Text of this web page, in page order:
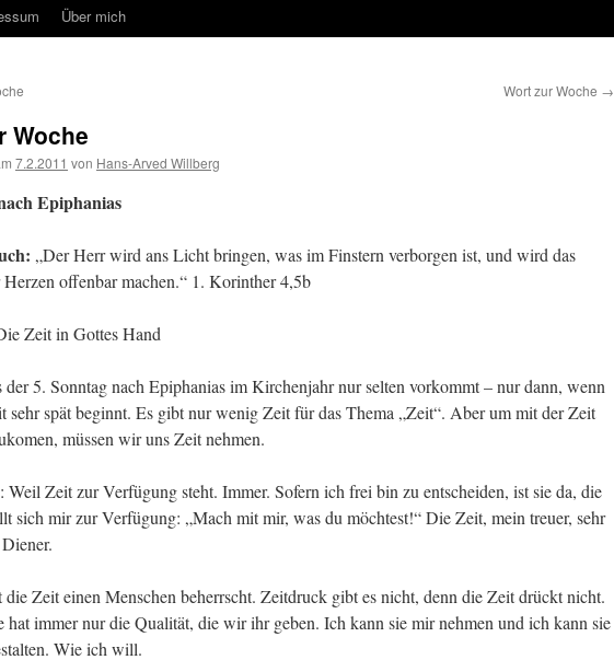
Über mich
Wort zur Woche →
Woche
7.2.2011 von Hans-Arved Willberg
Epiphanias
„Der Herr wird ans Licht bringen, was im Finstern verborgen ist, und wird das
Herzen offenbar machen.“ 1. Korinther 4,5b
Zeit in Gottes Hand
der 5. Sonntag nach Epiphanias im Kirchenjahr nur selten vorkommt – nur dann, wenn
sehr spät beginnt. Es gibt nur wenig Zeit für das Thema „Zeit“. Aber um mit der Zeit
müssen wir uns Zeit nehmen.
Weil Zeit zur Verfügung steht. Immer. Sofern ich frei bin zu entscheiden, ist sie da, die
sich mir zur Verfügung: „Mach mit mir, was du möchtest!“ Die Zeit, mein treuer, sehr
die Zeit einen Menschen beherrscht. Zeitdruck gibt es nicht, denn die Zeit drückt nicht.
hat immer nur die Qualität, die wir ihr geben. Ich kann sie mir nehmen und ich kann sie
Wie ich will.